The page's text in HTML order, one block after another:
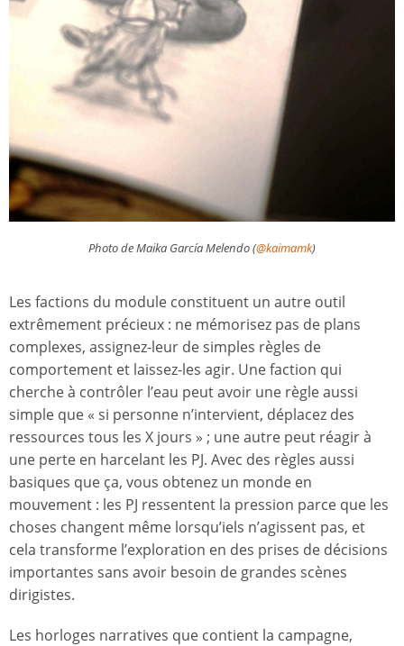
Photo de Maika García Melendo (@kaimamk)
Les factions du module constituent un autre outil
extrêmement précieux : ne mémorisez pas de plans
complexes, assignez-leur de simples règles de
comportement et laissez-les agir. Une faction qui
cherche à contrôler l’eau peut avoir une règle aussi
simple que « si personne n’intervient, déplacez des
ressources tous les X jours » ; une autre peut réagir à
une perte en harcelant les PJ. Avec des règles aussi
basiques que ça, vous obtenez un monde en
mouvement : les PJ ressentent la pression parce que les
choses changent même lorsqu’iels n’agissent pas, et
cela transforme l’exploration en des prises de décisions
importantes sans avoir besoin de grandes scènes
dirigistes.
Les horloges narratives que contient la campagne,